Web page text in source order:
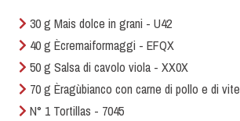
30 g Mais dolce in grani - U42
40 g Ècremaiformaggi - EFQX
50 g Salsa di cavolo viola - XX0X
70 g Èragùbianco con carne di pollo e di
N° 1 Tortillas - 7045